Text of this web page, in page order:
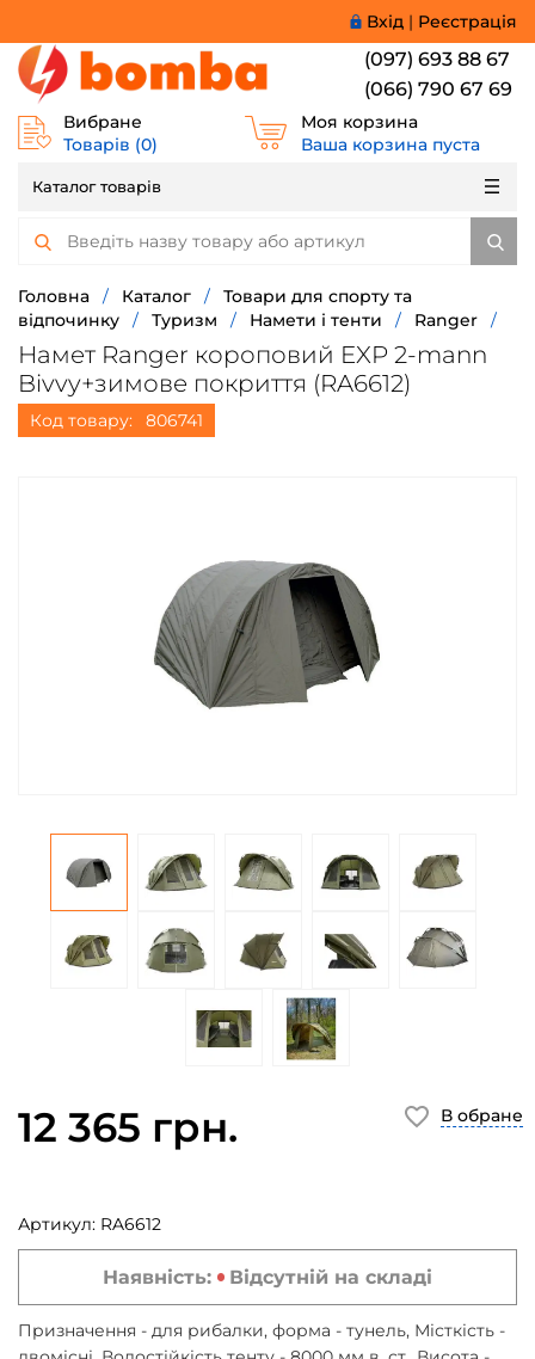
Вхід | Реєстрація
(097) 693 88 67
(066) 790 67 69
Вибране
Товарів (0)
Моя корзина
Ваша корзина пуста
Каталог товарів
Головна / Каталог /
Товари для спорту та
відпочинку
/ Туризм / Намети і тенти / Ranger /
Намет Ranger короповий EXP 2-mann
Bivvy+зимове покриття (RA6612)
Код товару: 806741
12 365 грн.
Артикул: RA6612
Наявність: Відсутній на складі
Призначення - для рибалки, форма - тунель, Місткість -
В обране